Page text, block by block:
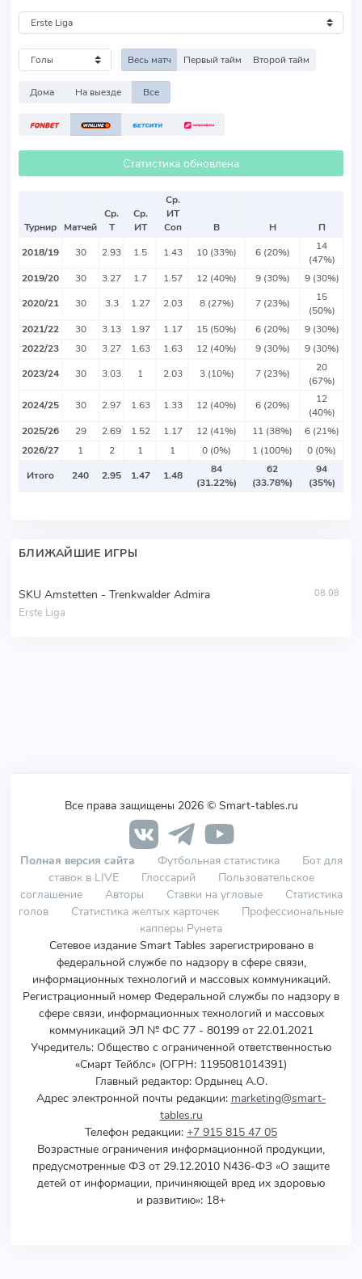
Весь матч Первый тайм Второй тайм
Дома На выезде Все
Статистика обновлена
Турнир Матчей
Ср.
Т
Ср.
ИТ
Ср.
ИТ
Соп
В Н
П
2018/19
30 2.93 1.5 1.43 10 (33%) 6 (20%)
14
(47%)
2019/20
30 3.27 1.7 1.57 12 (40%) 9 (30%)
9 (30%)
2020/21
30 3.3 1.27 2.03 8 (27%) 7 (23%)
15
(50%)
2021/22
30 3.13 1.97 1.17 15 (50%) 6 (20%)
9 (30%)
2022/23
30 3.27 1.63 1.63 12 (40%) 9 (30%)
9 (30%)
2023/24
30 3.03 1 2.03 3 (10%) 7 (23%)
20
(67%)
2024/25
30 2.97 1.63 1.33 12 (40%) 6 (20%)
12
(40%)
2025/26
29 2.69 1.52 1.17 12 (41%) 11 (38%)
6 (21%)
2026/27
1 2 1 1 0 (0%) 1 (100%)
0 (0%)
Итого
240 2.95 1.47 1.48
84
(31.22%)
62
(33.78%)
94
(35%)
БЛИЖАЙШИЕ ИГРЫ
SKU Amstetten - Trenkwalder Admira
Erste Liga
08.08
Все права защищены 2026 © Smart-tables.ru
Полная версия сайта Футбольная статистика
Бот для
ставок в LIVE
Глоссарий
Пользовательское
соглашение
Авторы Ставки на угловые
Статистика
голов
Статистика желтых карточек
Профессиональные
капперы Рунета
Сетевое издание Smart Tables зарегистрировано в
федеральной службе по надзору в сфере связи,
информационных технологий и массовых коммуникаций.
Регистрационный номер Федеральной службы по надзору в
сфере связи, информационных технологий и массовых
коммуникаций ЭЛ № ФС 77 - 80199 от 22.01.2021
Учредитель: Общество с ограниченной ответственностью
«Смарт Тейблс» (ОГРН: 1195081014391)
Главный редактор: Ордынец А.О.
Адрес электронной почты редакции: marketing@smart-
tables.ru
Телефон редакции: +7 915 815 47 05
Возрастные ограничения информационной продукции,
предусмотренные ФЗ от 29.12.2010 N436-ФЗ «О защите
детей от информации, причиняющей вред их здоровью
и развитию»: 18+